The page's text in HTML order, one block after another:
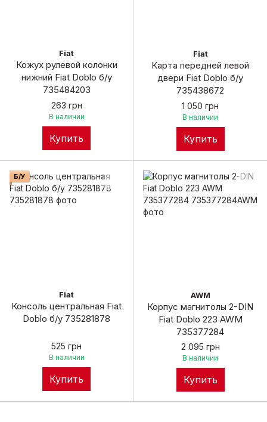
Fiat
Кожух рулевой колонки
нижний Fiat Doblo б/у
735484203
263 грн
В наличии
Купить
Fiat
Карта передней левой
двери Fiat Doblo б/у
735438672
1 050 грн
В наличии
Купить
Б/У
Fiat
Консоль центральная Fiat
Doblo б/у 735281878
525 грн
В наличии
Купить
AWM
Корпус магнитолы 2-DIN
Fiat Doblo 223 AWM
735377284
2 095 грн
В наличии
Купить